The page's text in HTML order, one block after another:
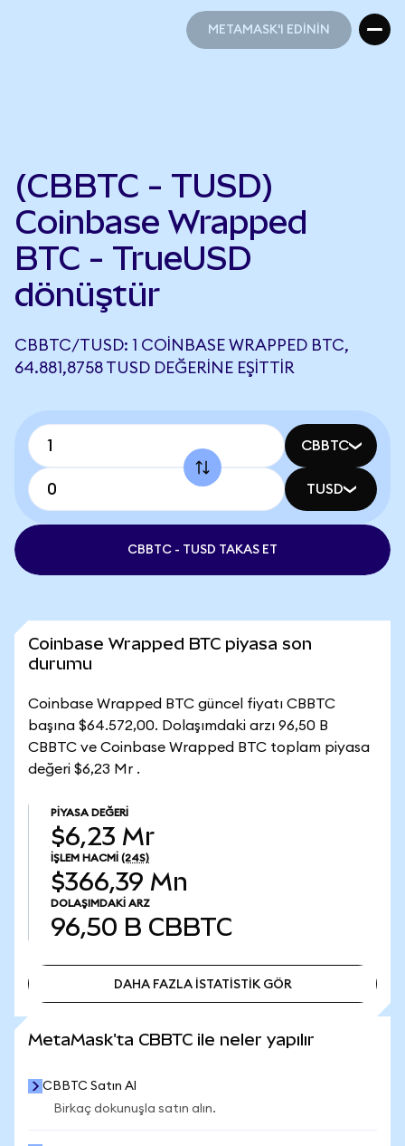
METAMASK'I EDİNİN
(CBBTC - TUSD)
Coinbase Wrapped
BTC - TrueUSD
dönüştür
CBBTC/TUSD: 1 COINBASE WRAPPED BTC,
64.881,8758 TUSD DEĞERINE EŞITTIR
CBBTC
TUSD
CBBTC - TUSD TAKAS ET
Coinbase Wrapped BTC piyasa son
durumu
Coinbase Wrapped BTC güncel fiyatı CBBTC
başına $64.572,00. Dolaşımdaki arzı 96,50 B
CBBTC ve Coinbase Wrapped BTC toplam piyasa
değeri $6,23 Mr .
PIYASA DEĞERI
$6,23 Mr
İŞLEM HACMI (24S)
$366,39 Mn
DOLAŞIMDAKI ARZ
96,50 B CBBTC
DAHA FAZLA İSTATİSTİK GÖR
MetaMask'ta CBBTC ile neler yapılır
CBBTC Satın Al
Birkaç dokunuşla satın alın.